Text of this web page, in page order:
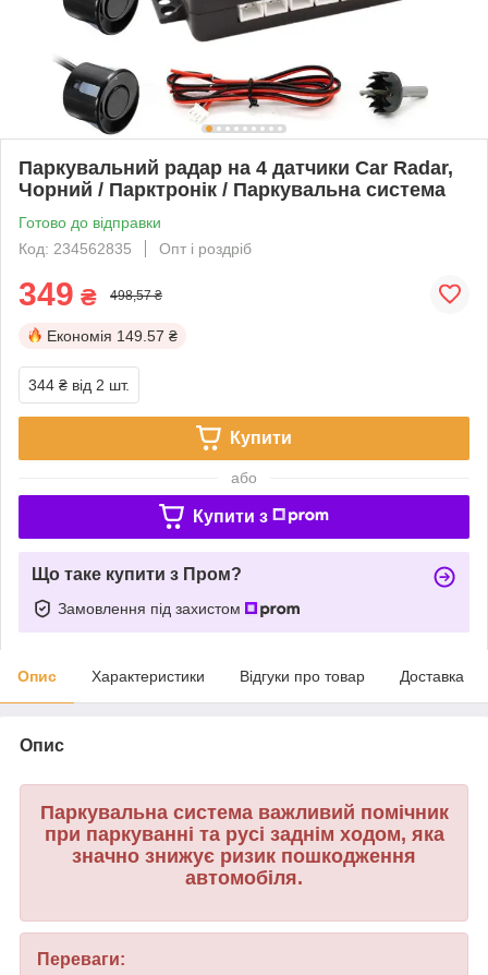
Паркувальний радар на 4 датчики Car Radar,
Чорний / Парктронік / Паркувальна система
Готово до відправки
Код: 234562835
Опт і роздріб
349 ₴ 498,57 ₴
Економія 149.57 ₴
344 ₴ від 2 шт.
Купити
або
Купити з
Що таке купити з Пром?
Замовлення під захистом
Опис Характеристики Відгуки про товар Доставка
Опис
Паркувальна система важливий помічник
при паркуванні та русі заднім ходом, яка
значно знижує ризик пошкодження
автомобіля.
Переваги: